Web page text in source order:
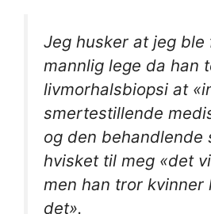
Jeg husker at jeg
mannlig lege da han
livmorhalsbiopsi at
smertestillende
og den behandlende
hvisket til meg «det
men han tror kvinner
det».